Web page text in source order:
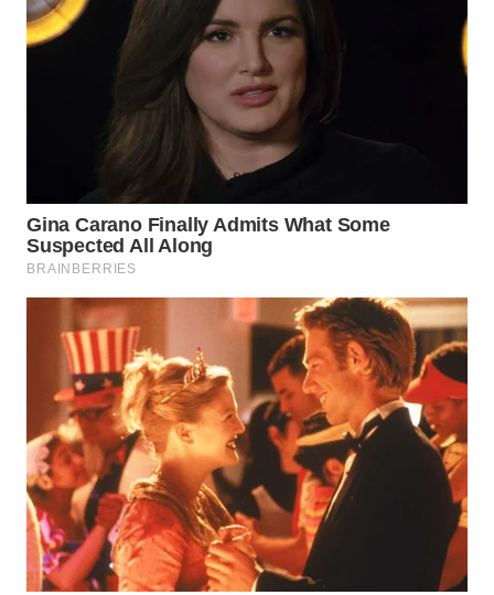
WN
KARAWANG
BEKASI
WN
BOGOR
WN
DEPOK
WN
TAPANULI